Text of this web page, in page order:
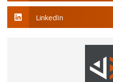
LinkedIn